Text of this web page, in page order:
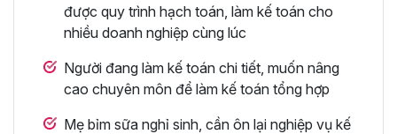
được quy trình hạch toán, làm kế toán cho
nhiều doanh nghiệp cùng lúc
Người đang làm kế toán chi tiết, muốn nâng
cao chuyên môn để làm kế toán tổng hợp
Mẹ bỉm sữa nghỉ sinh, cần ôn lại nghiệp vụ kế